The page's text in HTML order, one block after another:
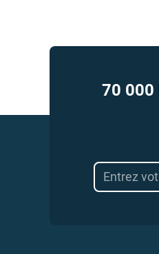
70 000